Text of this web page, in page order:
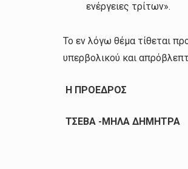
ενέργειες τρίτων».
Το εν λόγω θέμα τίθεται
υπερβολικού και
Η ΠΡΟΕΔΡΟΣ
ΤΣΕΒΑ -ΜΗΛΑ ΔΗΜΗΤΡΑ